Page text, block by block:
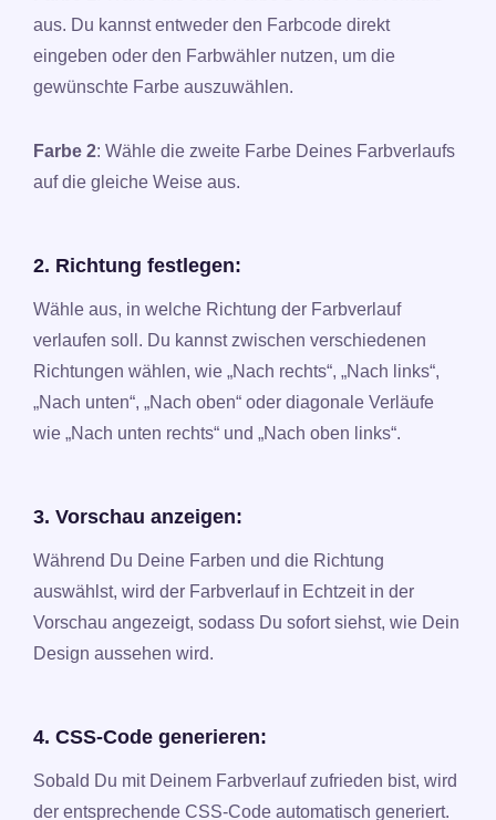
aus. Du kannst entweder den Farbcode direkt
eingeben oder den Farbwähler nutzen, um die
gewünschte Farbe auszuwählen.
Farbe 2: Wähle die zweite Farbe Deines Farbverlaufs
auf die gleiche Weise aus.
2. Richtung festlegen:
Wähle aus, in welche Richtung der Farbverlauf
verlaufen soll. Du kannst zwischen verschiedenen
Richtungen wählen, wie „Nach rechts“, „Nach links“,
„Nach unten“, „Nach oben“ oder diagonale Verläufe
wie „Nach unten rechts“ und „Nach oben links“.
3. Vorschau anzeigen:
Während Du Deine Farben und die Richtung
auswählst, wird der Farbverlauf in Echtzeit in der
Vorschau angezeigt, sodass Du sofort siehst, wie Dein
Design aussehen wird.
4. CSS-Code generieren:
Sobald Du mit Deinem Farbverlauf zufrieden bist, wird
der entsprechende CSS-Code automatisch generiert.